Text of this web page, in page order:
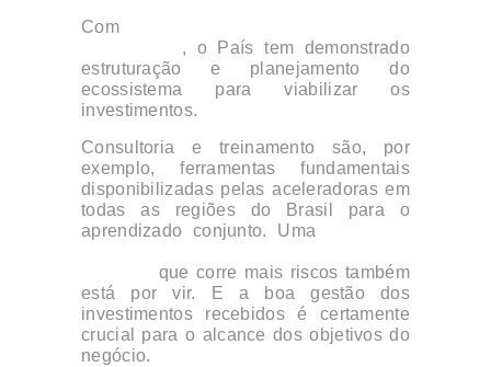
Com
, o País tem demonstrado
estruturação e planejamento do
ecossistema para viabilizar os
investimentos.
Consultoria e treinamento são, por
exemplo, ferramentas fundamentais
disponibilizadas pelas aceleradoras em
todas as regiões do Brasil para o
aprendizado conjunto. Uma
que corre mais riscos também
está por vir. E a boa gestão dos
investimentos recebidos é certamente
crucial para o alcance dos objetivos do
negócio.